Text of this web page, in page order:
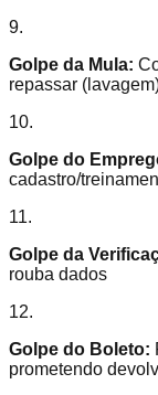
9.
Golpe da Mula:
repassar
10.
Golpe do
cadastro/
11.
Golpe da
rouba dados
12.
Golpe do Boleto:
prometendo